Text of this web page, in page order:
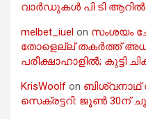
വാർഡുകൾ പി ടി ആറിൽ
melbet_iuel on സംശയം
തോളെല്ല് തകർത്ത്
പരീക്ഷാഹാളിൽ; കുട്ടി
KrisWoolf on ബിശ്വനാഥ്
സെക്രട്ടറി: ജൂൺ 30ന്